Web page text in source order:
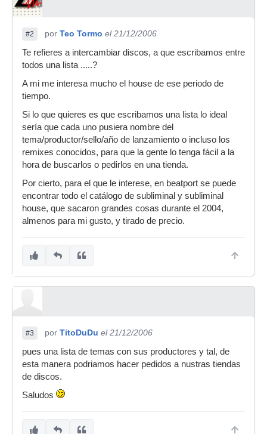
#2 por Teo Tormo el 21/12/2006
Te refieres a intercambiar discos, a que escribamos entre
todos una lista .....?
A mi me interesa mucho el house de ese periodo de
tiempo.
Si lo que quieres es que escribamos una lista lo ideal
sería que cada uno pusiera nombre del
tema/productor/sello/año de lanzamiento o incluso los
remixes conocidos, para que la gente lo tenga fácil a la
hora de buscarlos o pedirlos en una tienda.
Por cierto, para el que le interese, en beatport se puede
encontrar todo el catálogo de subliminal y subliminal
house, que sacaron grandes cosas durante el 2004,
almenos para mi gusto, y tirado de precio.
#3 por TitoDuDu el 21/12/2006
pues una lista de temas con sus productores y tal, de
esta manera podriamos hacer pedidos a nustras tiendas
de discos.
Saludos